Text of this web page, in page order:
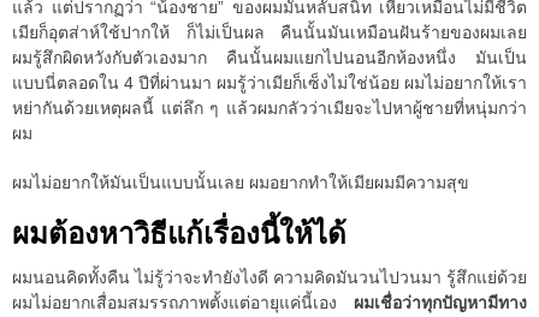
แล้ว แต่ปรากฏว่า “น้องชาย” ของผมมันหลับสนิท เหี่ยวเหมือนไม่มีชีวิต
เมียก็อุตส่าห์ใช้ปากให้ ก็ไม่เป็นผล คืนนั้นมันเหมือนฝันร้ายของผมเลย
ผมรู้สึกผิดหวังกับตัวเองมาก คืนนั้นผมแยกไปนอนอีกห้องหนึ่ง มันเป็น
แบบนี่ตลอดใน 4 ปีที่ผ่านมา ผมรู้ว่าเมียก็เซ็งไม่ใช่น้อย ผมไม่อยากให้เรา
หย่ากันด้วยเหตุผลนี้ แต่ลึก ๆ แล้วผมกลัวว่าเมียจะไปหาผู้ชายที่หนุ่มกว่า
ผม
ผมไม่อยากให้มันเป็นแบบนั้นเลย ผมอยากทำให้เมียผมมีความสุข
ผมต้องหาวิธีแก้เรื่องนี้ให้ได้
ผมนอนคิดทั้งคืน ไม่รู้ว่าจะทำยังไงดี ความคิดมันวนไปวนมา รู้สึกแย่ด้วย
ผมไม่อยากเสื่อมสมรรถภาพตั้งแต่อายุแค่นี้เอง ผมเชื่อว่าทุกปัญหามีทาง